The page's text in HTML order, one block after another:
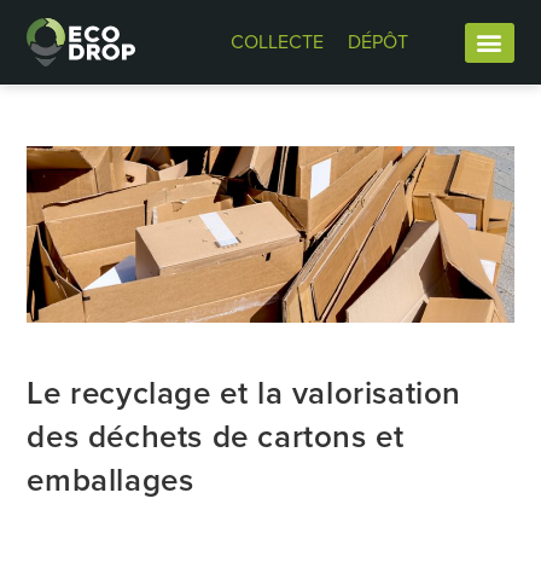
COLLECTE DÉPÔT
Le recyclage et la valorisation
des déchets de cartons et
emballages